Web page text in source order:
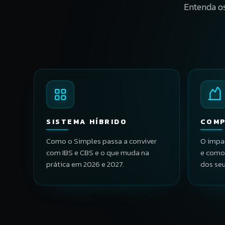
Entenda
SISTEMA HÍBRIDO
Como o Simples passa a conviver
com IBS e CBS e o que muda na
prática em 2026 e 2027.
O
e
dos